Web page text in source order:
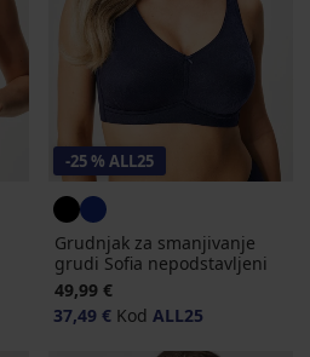
-25 % ALL25
Grudnjak za smanjivanje
grudi Sofia nepodstavljeni
49,99 €
37,49 € Kod ALL25